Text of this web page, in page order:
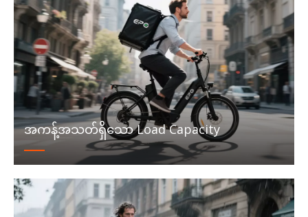
အကန့်အသတ်ရှိသော Load Capacity